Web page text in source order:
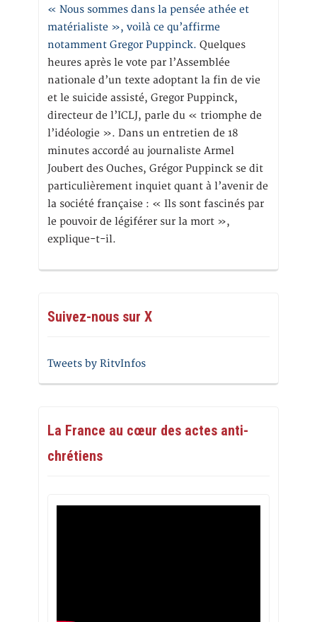
« Nous sommes dans la pensée athée et
matérialiste », voilà ce qu’affirme
notamment Gregor Puppinck. Quelques
heures après le vote par l’Assemblée
nationale d’un texte adoptant la fin de vie
et le suicide assisté, Gregor Puppinck,
directeur de l’ICLJ, parle du « triomphe de
l’idéologie ». Dans un entretien de 18
minutes accordé au journaliste Armel
Joubert des Ouches, Grégor Puppinck se dit
particulièrement inquiet quant à l’avenir de
la société française : « Ils sont fascinés par
le pouvoir de légiférer sur la mort »,
explique-t-il.
Suivez-nous sur X
Tweets by RitvInfos
La France au cœur des actes anti-
chrétiens